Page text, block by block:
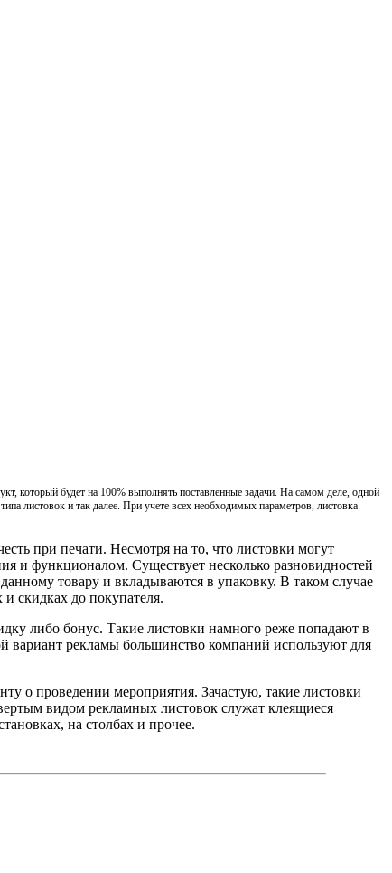
который будет на 100% выполнять поставленные задачи. На самом деле, одной
листовок и так далее. При учете всех необходимых параметров, листовка
при печати. Несмотря на то, что листовки могут
и функционалом. Существует несколько разновидностей
товару и вкладываются в упаковку. В таком случае
скидках до покупателя.
либо бонус. Такие листовки намного реже попадают в
вариант рекламы большинство компаний используют для
о проведении мероприятия. Зачастую, такие листовки
видом рекламных листовок служат клеящиеся
на столбах и прочее.